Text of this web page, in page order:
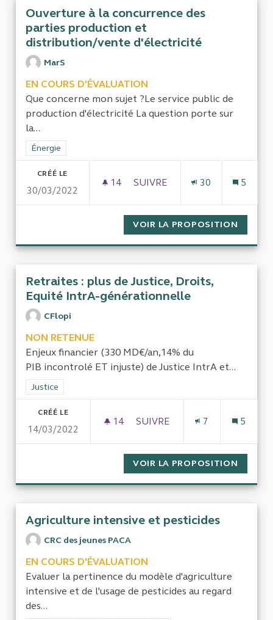
Ouverture à la concurrence des
parties production et
distribution/vente d'électricité
MarS
EN COURS D'ÉVALUATION
Que concerne mon sujet ?Le service public de
production d'électricité La question porte sur
la...
Filtrer les résultats de la catégorie : Énergie
Énergie
CRÉÉ LE
30/03/2022
14 14 ABONNÉS
SUIVRE
30 5
VOIR LA PROPOSITION
Retraites : plus de Justice, Droits,
Equité IntrA-générationnelle
CFlopi
NON RETENUE
Enjeux financier (330 MD€/an,14% du
PIB incontrolé ET injuste) de Justice IntrA et...
Filtrer les résultats de la catégorie : Justice
Justice
CRÉÉ LE
14/03/2022
14 14 ABONNÉS
SUIVRE 7 5
VOIR LA PROPOSITION
Agriculture intensive et pesticides
CRC des jeunes PACA
EN COURS D'ÉVALUATION
Evaluer la pertinence du modèle d'agriculture
intensive et de l'usage de pesticides au regard
des...